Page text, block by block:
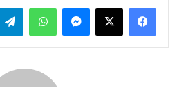
ماسنجر واتساب